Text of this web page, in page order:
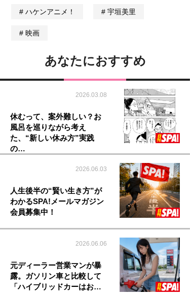
ハケンアニメ！ 宇垣美里
映画
あなたにおすすめ
2026.03.08
休むって、案外難しい？お
風呂を巡りながら考え
た、“新しい休み方”実践
の…
2026.06.03
人生後半の“賢い生き方”が
わかるSPA!メールマガジン
会員募集中！
2026.06.06
元ディーラー営業マンが暴
露。ガソリン車と比較して
「ハイブリッドカーはお…